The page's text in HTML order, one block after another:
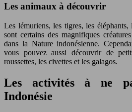
Les animaux à découvrir
Les lémuriens, les tigres, les éléphants,
sont certains des magnifiques
dans la Nature indonésienne.
vous pouvez aussi découvrir de
roussettes, les civettes et les galagos.
Les activités à ne
Indonésie